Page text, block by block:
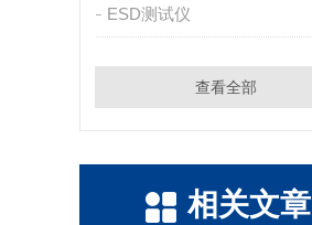
ESD测试仪
查看全部
相关文章